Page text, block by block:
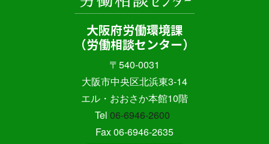
大阪府労働環境課
（労働相談センター）
〒540-0031
大阪市中央区北浜東3-14
エル・おおさか本館10階
Tel 06-6946-2600
Fax 06-6946-2635